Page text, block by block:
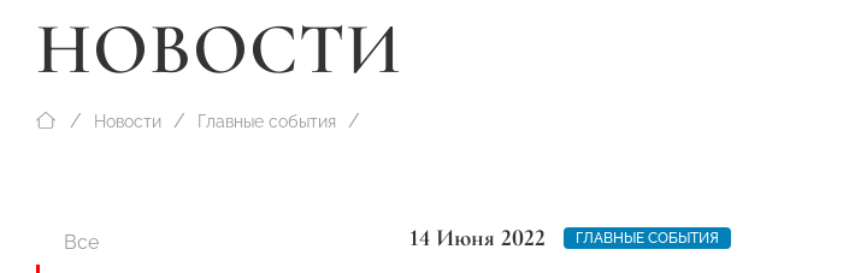
НОВОСТИ
Новости Главные события
Все
14 Июня 2022 ГЛАВНЫЕ СОБЫТИЯ